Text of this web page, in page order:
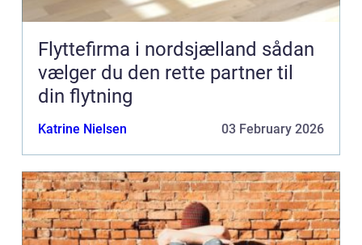
Flyttefirma i nordsjælland sådan
vælger du den rette partner til
din flytning
Katrine Nielsen 03 February 2026